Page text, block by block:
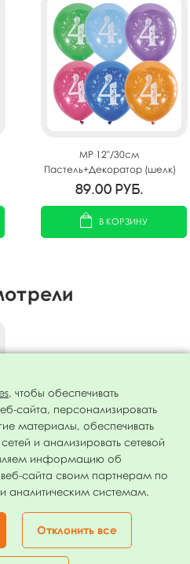
MP 12"/30см
Пастель+Декоратор (шелк)
спец. ассорти 2 ст. рис
89.00 руб.
В КОРЗИНУ
, чтобы обеспечивать
сайта, персонализировать
материалы, обеспечивать
и анализировать сетевой
информацию об
сайта своим партнерам по
аналитическим системам.
Отклонить все